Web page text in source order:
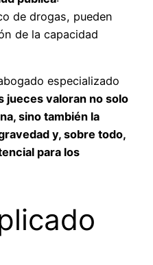
de drogas, pueden
de la capacidad
especializado
jueces valoran no solo
sino también la
y, sobre todo,
para los